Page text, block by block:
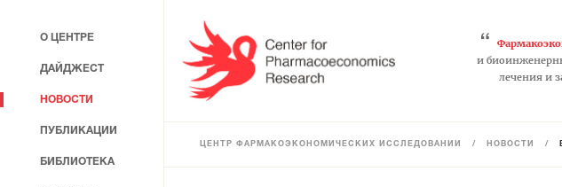
“
и
лечения и
ЦЕНТР ФАРМАКОЭКОНОМИЧЕСКИХ ИССЛЕДОВАНИЙ / НОВОСТИ /
О ЦЕНТРЕ
ДАЙДЖЕСТ
НОВОСТИ
ПУБЛИКАЦИИ
БИБЛИОТЕКА